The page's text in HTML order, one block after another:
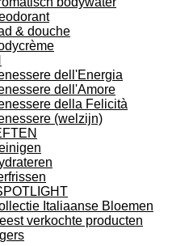
& douche
dell'Energia
dell'Amore
della Felicità
(welzijn)
Italiaanse Bloemen
verkochte producten